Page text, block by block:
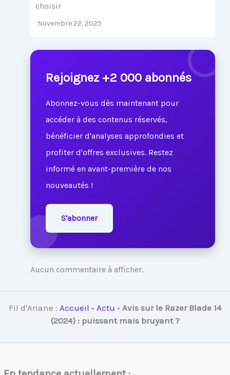
choisir
Novembre 22, 2025
Rejoignez +2 000 abonnés
Abonnez-vous dès maintenant pour
accéder à des contenus réservés,
bénéficier d'analyses approfondies et
profiter d'offres exclusives. Restez
informé en avant-première de nos
nouveautés !
S'abonner
Aucun commentaire à afficher.
Fil d'Ariane : Accueil • Actu • Avis sur le Razer Blade 14
(2024) : puissant mais bruyant ?